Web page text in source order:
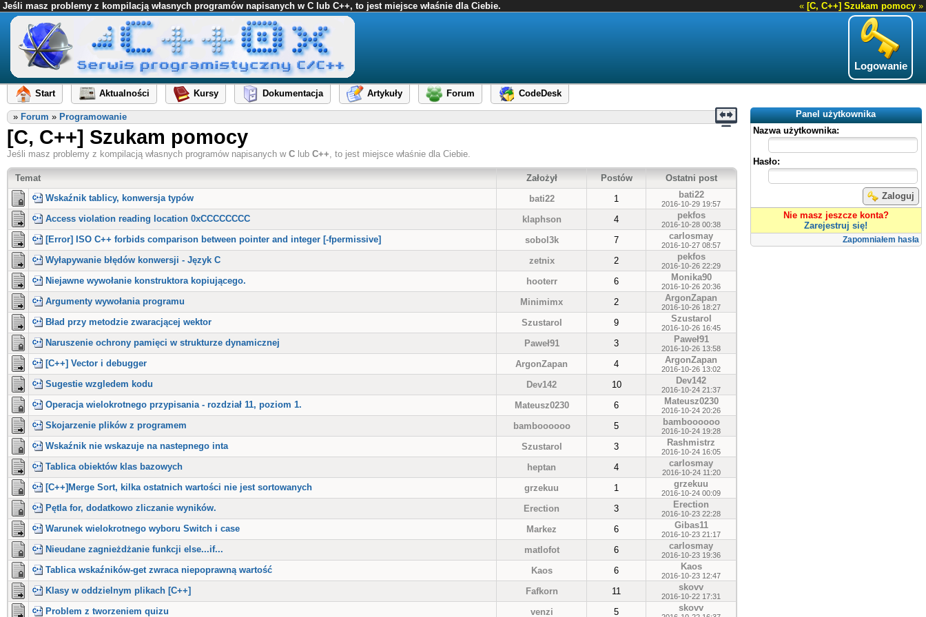
« [C, C++] Szukam pomocy »
Jeśli masz problemy z kompilacją własnych programów napisanych w C lub C++, to jest miejsce właśnie dla Ciebie.
Logowanie
Start Aktualności Kursy Dokumentacja Artykuły Forum
CodeDesk
Panel użytkownika
Nazwa użytkownika:
Hasło:
Zaloguj
Nie masz jeszcze konta?
Zarejestruj się!
Zapomniałem hasła
» Forum » Programowanie
[C, C++] Szukam pomocy
Jeśli masz problemy z kompilacją własnych programów napisanych w C lub C++, to jest miejsce właśnie dla Ciebie.
Temat Założył Postów
Ostatni post
Wskaźnik tablicy, konwersja typów
bati22 1 bati22
2016-10-29 19:57
Access violation reading location 0xCCCCCCCC klaphson 4 pekfos
2016-10-28 00:38
[Error] ISO C++ forbids comparison between pointer and integer [-fpermissive] sobol3k 7 carlosmay
2016-10-27 08:57
Wyłapywanie błędów konwersji - Język C zetnix 2 pekfos
2016-10-26 22:29
Niejawne wywołanie konstruktora kopiującego. hooterr 6 Monika90
2016-10-26 20:36
Argumenty wywołania programu Minimimx 2 ArgonZapan
2016-10-26 18:27
Bład przy metodzie zwaracjącej wektor Szustarol 9 Szustarol
2016-10-26 16:45
Naruszenie ochrony pamięci w strukturze dynamicznej Paweł91 3 Paweł91
2016-10-26 13:58
[C++] Vector i debugger ArgonZapan 4 ArgonZapan
2016-10-26 13:02
Sugestie wzgledem kodu Dev142 10 Dev142
2016-10-24 21:37
Operacja wielokrotnego przypisania - rozdział 11, poziom 1. Mateusz0230 6 Mateusz0230
2016-10-24 20:26
Skojarzenie plików z programem bamboooooo 5 bamboooooo
2016-10-24 19:28
Wskaźnik nie wskazuje na nastepnego inta Szustarol 3 Rashmistrz
2016-10-24 16:05
Tablica obiektów klas bazowych heptan 4 carlosmay
2016-10-24 11:20
[C++]Merge Sort, kilka ostatnich wartości nie jest sortowanych grzekuu 1 grzekuu
2016-10-24 00:09
Pętla for, dodatkowo zliczanie wyników. Erection 3 Erection
2016-10-23 22:28
Warunek wielokrotnego wyboru Switch i case Markez 6 Gibas11
2016-10-23 21:17
Nieudane zagnieżdżanie funkcji else...if... matlofot 6 carlosmay
2016-10-23 19:36
Tablica wskaźników-get zwraca niepoprawną wartość Kaos 6 Kaos
2016-10-23 12:47
Klasy w oddzielnym plikach [C++] Fafkorn 11 skovv
2016-10-22 17:31
Problem z tworzeniem quizu venzi 5 skovv